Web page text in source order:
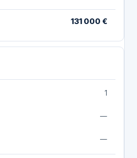
131 000 €
1
—
—